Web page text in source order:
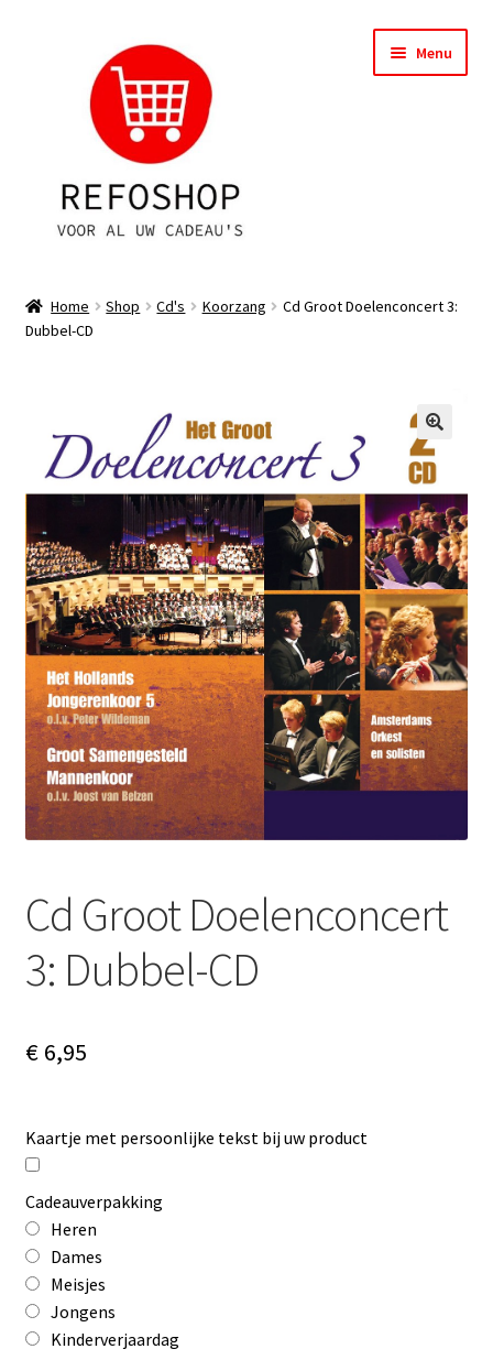
navigatie
Menu
OPRUIMING
Account
Nieuws
Klantenservice
Retour
Home Shop Cd's Koorzang
Cd Groot Doelenconcert 3:
Dubbel-CD
Cd Groot Doelenconcert
3: Dubbel-CD
€6,95
Kaartje met persoonlijke tekst bij uw product
Cadeauverpakking
Heren
Dames
Meisjes
Jongens
Kinderverjaardag